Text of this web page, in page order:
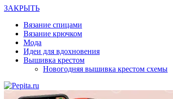
ЗАКРЫТЬ
Вязание спицами
Вязание крючком
Мода
Идеи для вдохновения
Вышивка крестом
Новогодняя вышивка крестом схемы